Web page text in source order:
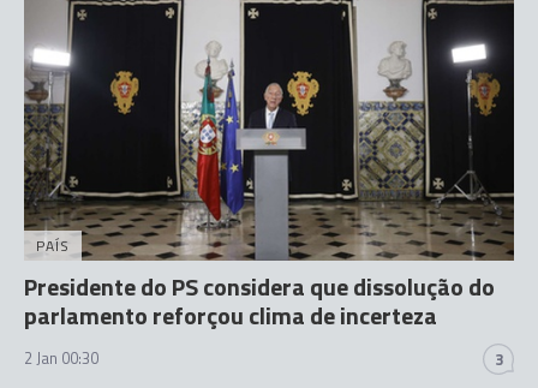
PAÍS
Presidente do PS considera que dissolução do
parlamento reforçou clima de incerteza
2 Jan 00:30 3